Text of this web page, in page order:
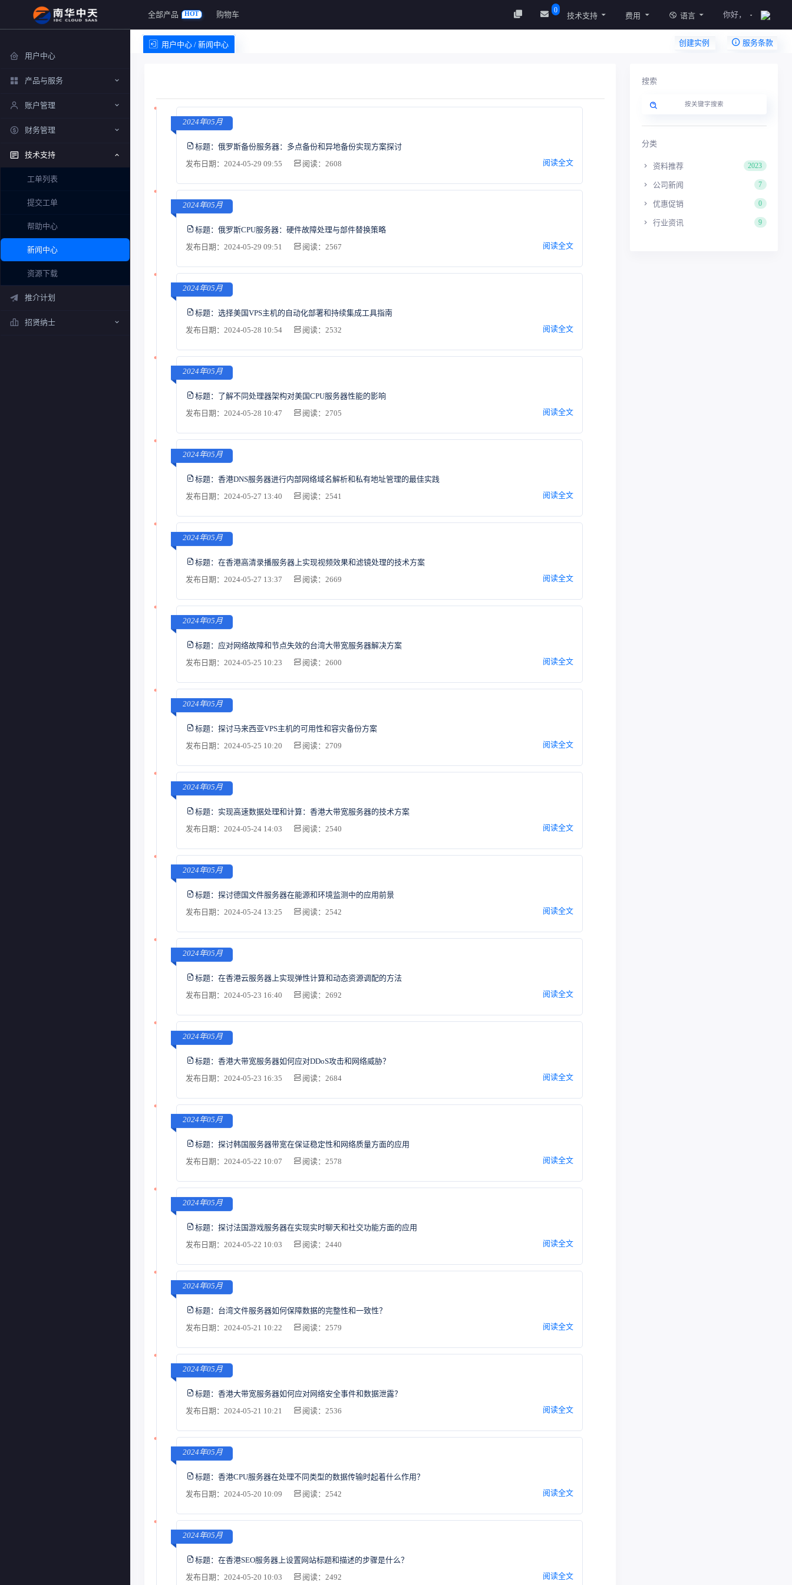
全部产品 HOT 购物车 0
技术支持 费用 语言 你好，
用户中心 / 新闻中心 创建实例
服务条款
用户中心
产品与服务
账户管理
财务管理
技术支持
工单列表
提交工单
帮助中心
新闻中心
资源下载
推介计划
招贤纳士
2024年05月
标题： 俄罗斯备份服务器：多点备份和异地备份实现方案探讨
发布日期：2024-05-29 09:55
阅读：2608 阅读全文
2024年05月
标题： 俄罗斯CPU服务器：硬件故障处理与部件替换策略
发布日期：2024-05-29 09:51
阅读：2567 阅读全文
2024年05月
标题： 选择美国VPS主机的自动化部署和持续集成工具指南
发布日期：2024-05-28 10:54
阅读：2532 阅读全文
2024年05月
标题： 了解不同处理器架构对美国CPU服务器性能的影响
发布日期：2024-05-28 10:47
阅读：2705 阅读全文
2024年05月
标题： 香港DNS服务器进行内部网络域名解析和私有地址管理的最佳实践
发布日期：2024-05-27 13:40
阅读：2541 阅读全文
2024年05月
标题： 在香港高清录播服务器上实现视频效果和滤镜处理的技术方案
发布日期：2024-05-27 13:37
阅读：2669 阅读全文
2024年05月
标题： 应对网络故障和节点失效的台湾大带宽服务器解决方案
发布日期：2024-05-25 10:23
阅读：2600 阅读全文
2024年05月
标题： 探讨马来西亚VPS主机的可用性和容灾备份方案
发布日期：2024-05-25 10:20
阅读：2709 阅读全文
2024年05月
标题： 实现高速数据处理和计算：香港大带宽服务器的技术方案
发布日期：2024-05-24 14:03
阅读：2540 阅读全文
2024年05月
标题： 探讨德国文件服务器在能源和环境监测中的应用前景
发布日期：2024-05-24 13:25
阅读：2542 阅读全文
2024年05月
标题： 在香港云服务器上实现弹性计算和动态资源调配的方法
发布日期：2024-05-23 16:40
阅读：2692 阅读全文
2024年05月
标题： 香港大带宽服务器如何应对DDoS攻击和网络威胁？
发布日期：2024-05-23 16:35
阅读：2684 阅读全文
2024年05月
标题： 探讨韩国服务器带宽在保证稳定性和网络质量方面的应用
发布日期：2024-05-22 10:07
阅读：2578 阅读全文
2024年05月
标题： 探讨法国游戏服务器在实现实时聊天和社交功能方面的应用
发布日期：2024-05-22 10:03
阅读：2440 阅读全文
2024年05月
标题： 台湾文件服务器如何保障数据的完整性和一致性？
发布日期：2024-05-21 10:22
阅读：2579 阅读全文
2024年05月
标题： 香港大带宽服务器如何应对网络安全事件和数据泄露？
发布日期：2024-05-21 10:21
阅读：2536 阅读全文
2024年05月
标题： 香港CPU服务器在处理不同类型的数据传输时起着什么作用？
发布日期：2024-05-20 10:09
阅读：2542 阅读全文
2024年05月
标题： 在香港SEO服务器上设置网站标题和描述的步骤是什么？
发布日期：2024-05-20 10:03
阅读：2492 阅读全文
搜索
分类
资料推荐 2023
公司新闻 7
优惠促销 0
行业资讯 9